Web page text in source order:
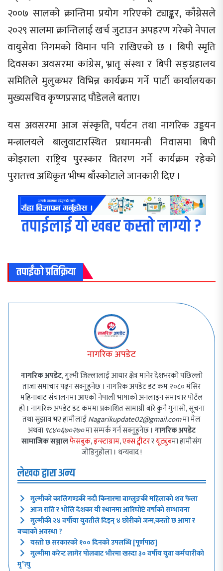
२००७ सालको क्रान्तिमा प्रयोग गरिएको ट्याङ्कर, काँग्रेसले
२०२९ सालमा क्रान्तिलाई खर्च जुटाउन अपहरण गरेको नेपाल
वायुसेवा निगमको विमान पनि राखिएको छ । बिपी स्मृति
दिवसका अवसरमा कांग्रेस, भ्रातृ संस्था र बिपी सङ्ग्रहालय
समितिले मुलुकभर विभिन्न कार्यक्रम गर्ने पार्टी कार्यालयका
मुख्यसचिव कृष्णप्रसाद पौडेलले बताए।
यस अवसरमा आज संस्कृति, पर्यटन तथा नागरिक उड्डयन
मन्त्रालयले बालुवाटारस्थित प्रधानमन्त्री निवासमा बिपी
कोइराला राष्ट्रिय पुरस्कार वितरण गर्ने कार्यक्रम रहेको
पुरातत्त्व अधिकृत भीष्म बाँस्कोटाले जानकारी दिए ।
तपाईलाई यो खबर कस्तो लाग्यो ?
तपाईंको प्रतिक्रिया
नागरिक अपडेट
नागरिक अपडेट, गुल्मी जिल्लालाई आधार क्षेत्र मानेर देशभरको पछिल्लो
ताजा समाचार पढ्न सक्नुहुनेछ । नागरिक अपडेट डट कम २०८० मंसिर
महिनाबाट संचालनमा आएको नेपाली भाषाको अनलाइन समाचार पोर्टल
हो । नागरिक अपडेट डट कममा प्रकाशित सामाग्री बारे कुनै गुनासो, सूचना
तथा सुझाव भए हामीलाईNagarikupdate02@gmail.comमा मेल
अथवा ९८४०६७०२७०मा सम्पर्क गर्न सक्नुहुनेछ । नागरिक अपडेट
सामाजिक सञ्जालफेसबुक,इन्स्टाग्राम,एक्स ट्वीटररयूट्युबमा हामीसंग
जोडिनुहोला । धन्यवाद !
लेखक द्वारा अन्य
गुल्मीको कालिगण्डकी नदी किनारमा बाग्लुङकी महिलाको शव फेला
आज राति र भोलि देशका यी स्थानमा आरिघोप्टे वर्षाको सम्भावना
गुल्मीकी २४ वर्षीया युवतीले दिइन् ४ छोरीको जन्म,कस्तो छ आमा र
बच्चाको अवस्था ?
यस्तो छ सरकारको १०० दिनको उपलब्धि [पूर्णपाठ]
गुल्मीमा करेन्ट लागेर पोलबाट भीरमा खस्दा ३० वर्षीय युवा कर्मचारीको
मृ”त्यु